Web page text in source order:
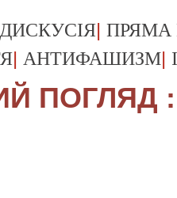
ДИСКУСІЯ| ПРЯМА
| АНТИФАШИЗМ|
ПОГЛЯД